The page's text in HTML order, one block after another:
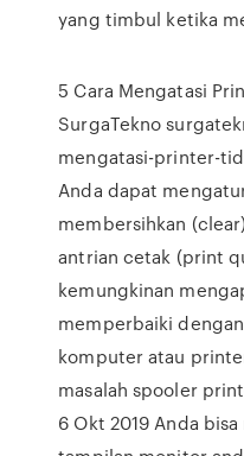
yang timbul ketika
5 Cara Mengatasi
SurgaTekno
mengatasi-printer-
Anda dapat
membersihkan
antrian cetak (print
kemungkinan
memperbaiki
komputer atau
masalah spooler
6 Okt 2019 Anda